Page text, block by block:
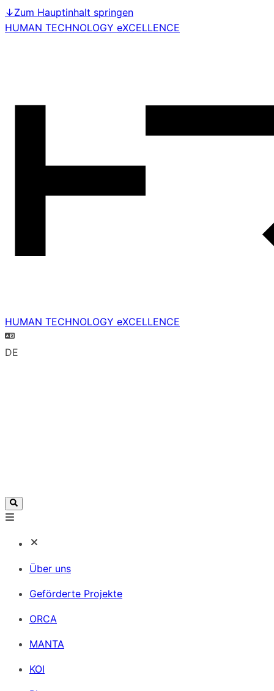
↓Zum Hauptinhalt springen
HUMAN TECHNOLOGY eXCELLENCE
HUMAN TECHNOLOGY eXCELLENCE
DE
Über uns
Geförderte Projekte
ORCA
MANTA
KOI